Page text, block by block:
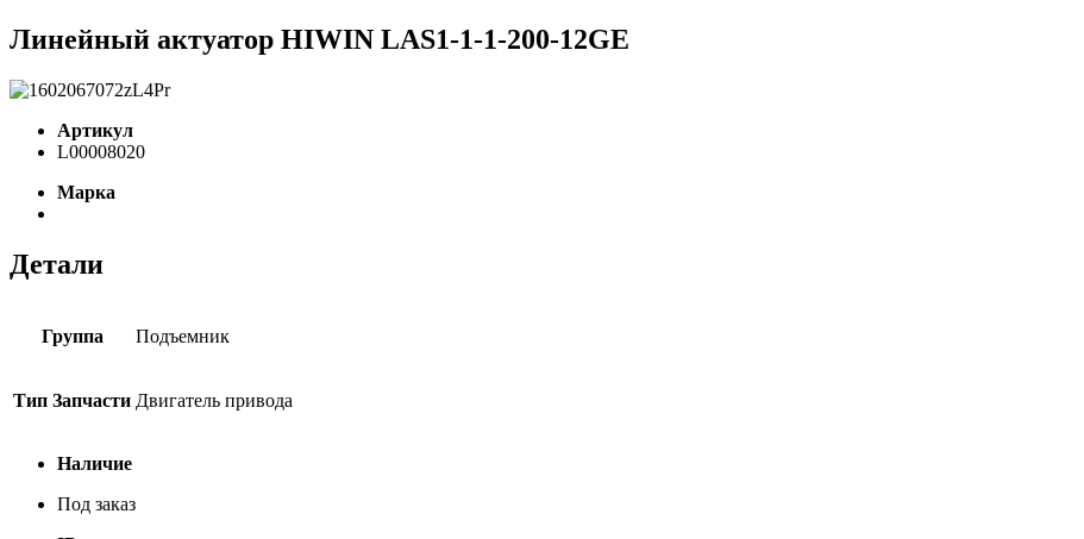
Линейный актуатор HIWIN LAS1-1-1-200-12GE
Артикул
L00008020
Марка
Детали
Группа Подъемник
Тип Запчасти Двигатель привода
Наличие
Под заказ